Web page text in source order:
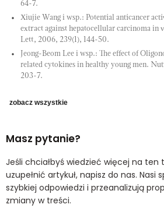
64-7.
Xiujie Wang i wsp.: Potential anticancer
extract against hepatocellular carcinoma in
Lett, 2006, 239(1), 144-50.
Jeong-Beom Lee i wsp.: The effect of
related cytokines in healthy young men.
203-7.
zobacz wszystkie
Masz pytanie?
Jeśli chciałbyś wiedzieć więcej na ten
uzupełnić artykuł, napisz do nas. Nasi
szybkiej odpowiedzi i przeanalizują
zmiany w treści.